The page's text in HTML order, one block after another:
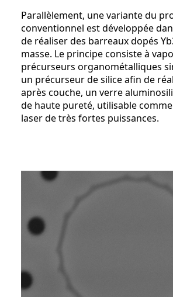
Parallèlement, une variante du
conventionnel est développée
de réaliser des barreaux dopés
masse. Le principe consiste à
précurseurs organométalliques
un précurseur de silice afin de
après couche, un verre
de haute pureté, utilisable
laser de très fortes puissances.